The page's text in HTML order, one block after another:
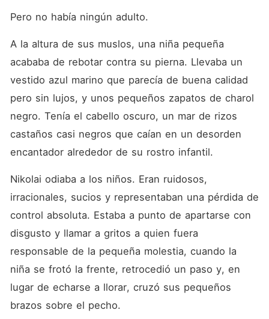
Pero no había ningún adulto.
A la altura de sus muslos, una niña pequeña
acababa de rebotar contra su pierna. Llevaba un
vestido azul marino que parecía de buena calidad
pero sin lujos, y unos pequeños zapatos de charol
negro. Tenía el cabello oscuro, un mar de rizos
castaños casi negros que caían en un desorden
encantador alrededor de su rostro infantil.
Nikolai odiaba a los niños. Eran ruidosos,
irracionales, sucios y representaban una pérdida de
control absoluta. Estaba a punto de apartarse con
disgusto y llamar a gritos a quien fuera
responsable de la pequeña molestia, cuando la
niña se frotó la frente, retrocedió un paso y, en
lugar de echarse a llorar, cruzó sus pequeños
brazos sobre el pecho.